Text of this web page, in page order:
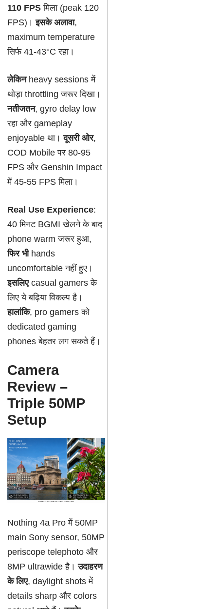
110 FPS मिला (peak 120
FPS)।इसके अलावा,
maximum temperature
सिर्फ 41-43°C रहा।
लेकिनheavy sessions में
थोड़ा throttling जरूर दिखा।
नतीजतन, gyro delay low
रहा और gameplay
enjoyable था।दूसरी ओर,
COD Mobile पर 80-95
FPS और Genshin Impact
में 45-55 FPS मिला।
Real Use Experience:
40 मिनट BGMI खेलने के बाद
phone warm जरूर हुआ,
फिर भीhands
uncomfortable नहीं हुए।
इसलिएcasual gamers के
लिए ये बढ़िया विकल्प है।
हालांकि, pro gamers को
dedicated gaming
phones बेहतर लग सकते हैं।
Camera
Review –
Triple 50MP
Setup
Nothing 4a Pro में 50MP
main Sony sensor, 50MP
periscope telephoto और
8MP ultrawide है।उदाहरण
के लिए, daylight shots में
details sharp और colors